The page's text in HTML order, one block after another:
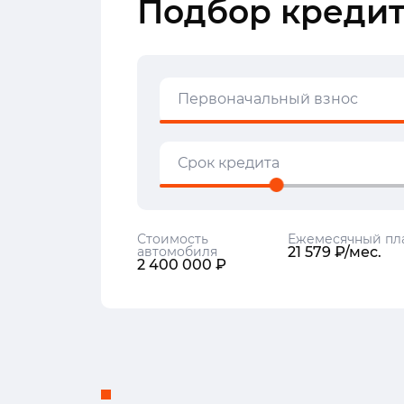
Подбор
Первоначальный взнос
Срок кредита
Стоимость
автомобиля
2 400 000 ₽
Ежемесячный
21 579 ₽/мес.